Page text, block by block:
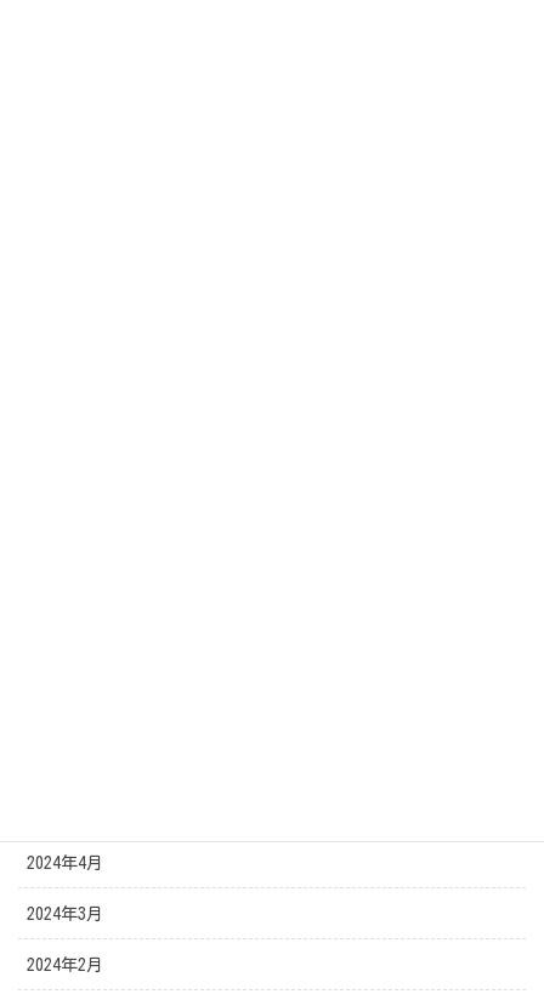
2024年4月
2024年3月
2024年2月